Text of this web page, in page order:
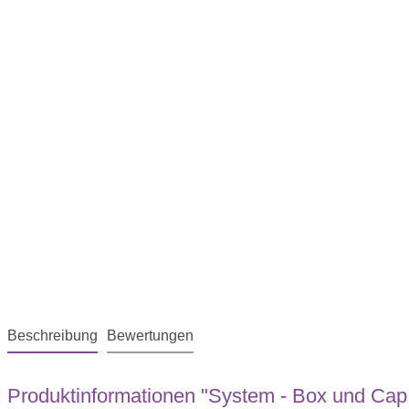
Beschreibung Bewertungen
Produktinformationen "System - Box und